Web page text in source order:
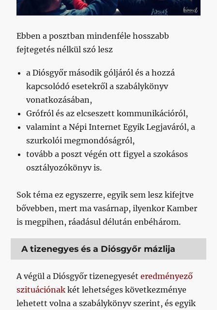
Ebben a posztban mindenféle hosszabb
fejtegetés nélkül szó lesz
a Diósgyőr második góljáról és a hozzá
kapcsolódó esetekről a szabálykönyv
vonatkozásában,
Grófról és az elcseszett kommunikációról,
valamint a Népi Internet Egyik Legjaváról, a
szurkolói megmondóságról,
tovább a poszt végén ott figyel a szokásos
osztályozókönyv is.
Sok téma ez egyszerre, egyik sem lesz kifejtve
bővebben, mert ma vasárnap, ilyenkor Kamber
is megpihen, ráadásul délután enbéhárom.
A tizenegyes és a Diósgyőr mázlija
A végül a Diósgyőr tizenegyeséteredményező
szituációnak két lehetséges következménye
lehetett volna a szabálykönyv szerint, és egyik